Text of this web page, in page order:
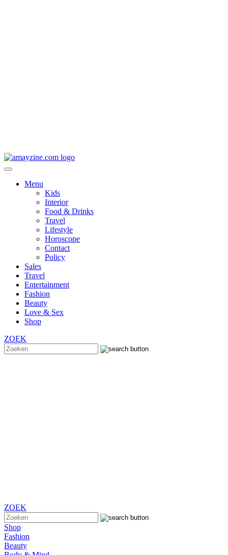
Menu
Kids
Interior
Food & Drinks
Travel
Lifestyle
Horoscope
Contact
Policy
Sales
Travel
Entertainment
Fashion
Beauty
Love & Sex
Shop
ZOEK
ZOEK
Shop
Fashion
Beauty